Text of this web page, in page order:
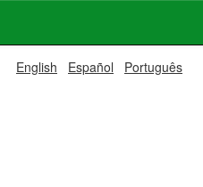
English Español Português